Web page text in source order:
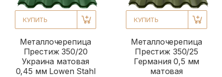
КУПИТЬ
Металлочерепица
Престиж 350/20
Украина матовая
0,45 мм Lowen Stahl
КУПИТЬ
Металлочерепица
Престиж 350/25
Германия 0,5 мм
матовая